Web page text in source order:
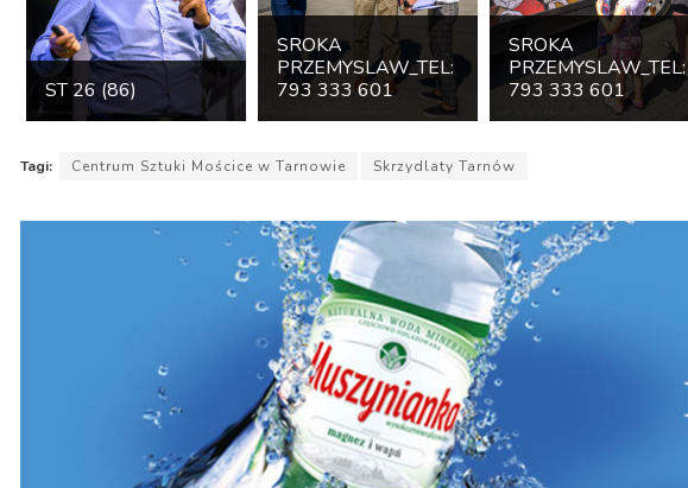
ST 26 (86)
SROKA
PRZEMYSLAW_TEL:
793 333 601
SROKA
PRZEMYSLAW_TEL:
793 333 601
Tagi: Centrum Sztuki Mościce w Tarnowie Skrzydlaty Tarnów